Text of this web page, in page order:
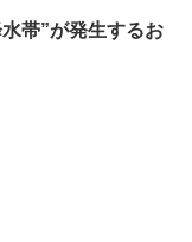
帯”が発生するお